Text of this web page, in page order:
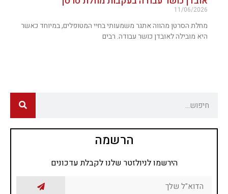
11/06/2026
מחלת הסרטן מהווה אתגר משמעותי בחיי המטופלים, במיוחד כאשר
היא מובילה לאובדן כושר עבודה. רבים
הרשמה
הירשמו לניולזטר שלנו לקבלת עדכונים